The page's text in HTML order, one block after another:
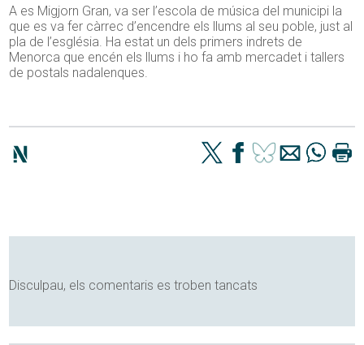
A es Migjorn Gran, va ser l’escola de música del municipi la
que es va fer càrrec d’encendre els llums al seu poble, just al
pla de l’església. Ha estat un dels primers indrets de
Menorca que encén els llums i ho fa amb mercadet i tallers
de postals nadalenques.
Disculpau, els comentaris es troben tancats